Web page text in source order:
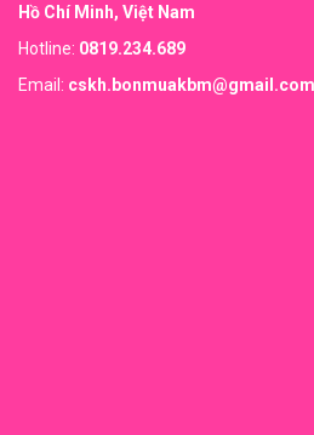
Hồ Chí Minh, Việt Nam
Hotline: 0819.234.689
Email: cskh.bonmuakbm@gmail.com